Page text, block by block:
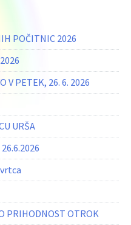
POČITNIC 2026
V PETEK, 26. 6. 2026
URŠA
PRIHODNOST OTROK